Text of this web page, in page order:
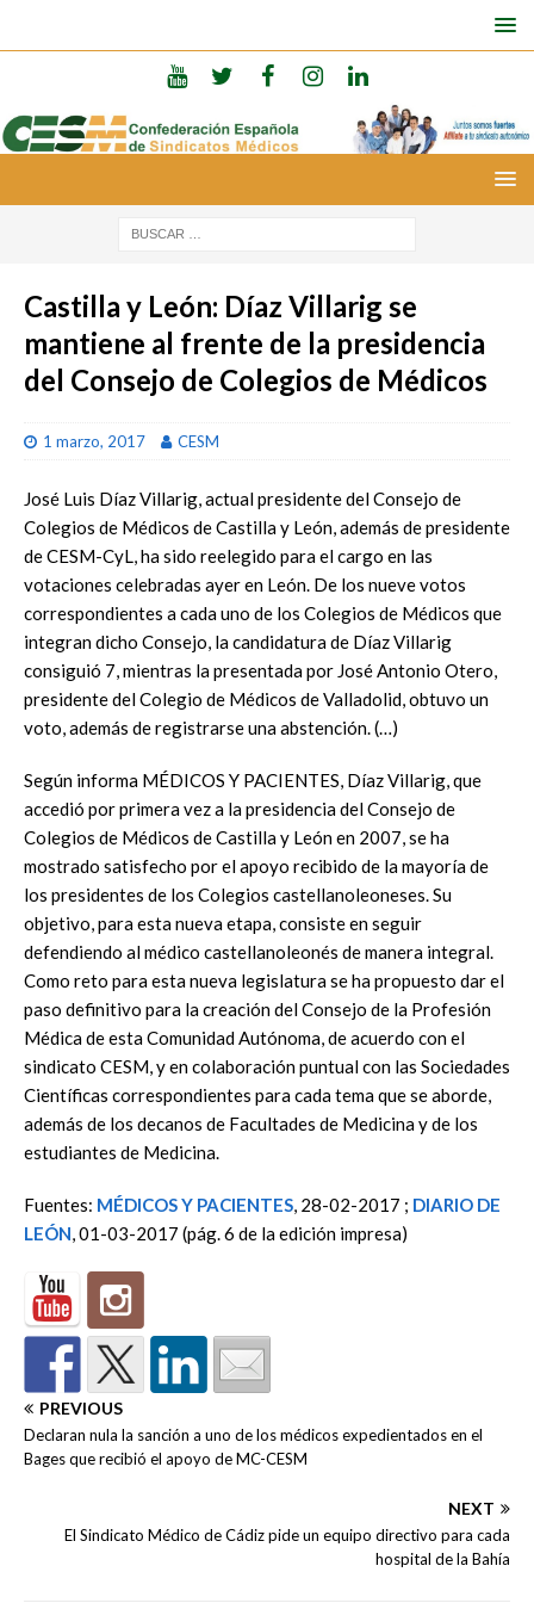
Castilla y León: Díaz Villarig se
mantiene al frente de la presidencia
del Consejo de Colegios de Médicos
1 marzo, 2017 CESM
José Luis Díaz Villarig, actual presidente del Consejo de
Colegios de Médicos de Castilla y León, además de presidente
de CESM-CyL, ha sido reelegido para el cargo en las
votaciones celebradas ayer en León. De los nueve votos
correspondientes a cada uno de los Colegios de Médicos que
integran dicho Consejo, la candidatura de Díaz Villarig
consiguió 7, mientras la presentada por José Antonio Otero,
presidente del Colegio de Médicos de Valladolid, obtuvo un
voto, además de registrarse una abstención. (…)
Según informa MÉDICOS Y PACIENTES, Díaz Villarig, que
accedió por primera vez a la presidencia del Consejo de
Colegios de Médicos de Castilla y León en 2007, se ha
mostrado satisfecho por el apoyo recibido de la mayoría de
los presidentes de los Colegios castellanoleoneses. Su
objetivo, para esta nueva etapa, consiste en seguir
defendiendo al médico castellanoleonés de manera integral.
Como reto para esta nueva legislatura se ha propuesto dar el
paso definitivo para la creación del Consejo de la Profesión
Médica de esta Comunidad Autónoma, de acuerdo con el
sindicato CESM, y en colaboración puntual con las Sociedades
Científicas correspondientes para cada tema que se aborde,
además de los decanos de Facultades de Medicina y de los
estudiantes de Medicina.
Fuentes: MÉDICOS Y PACIENTES, 28-02-2017 ; DIARIO DE
LEÓN, 01-03-2017 (pág. 6 de la edición impresa)
PREVIOUS
Declaran nula la sanción a uno de los médicos expedientados en el
Bages que recibió el apoyo de MC-CESM
NEXT
El Sindicato Médico de Cádiz pide un equipo directivo para cada
hospital de la Bahía